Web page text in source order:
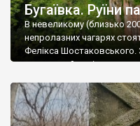
Бугаївка. Руїни
В невеликому (близько 200
непролазних чагарях
Фелікса Шостаковського.
радянський період у
століття тут розмістили
палацу виїхала лікарня –